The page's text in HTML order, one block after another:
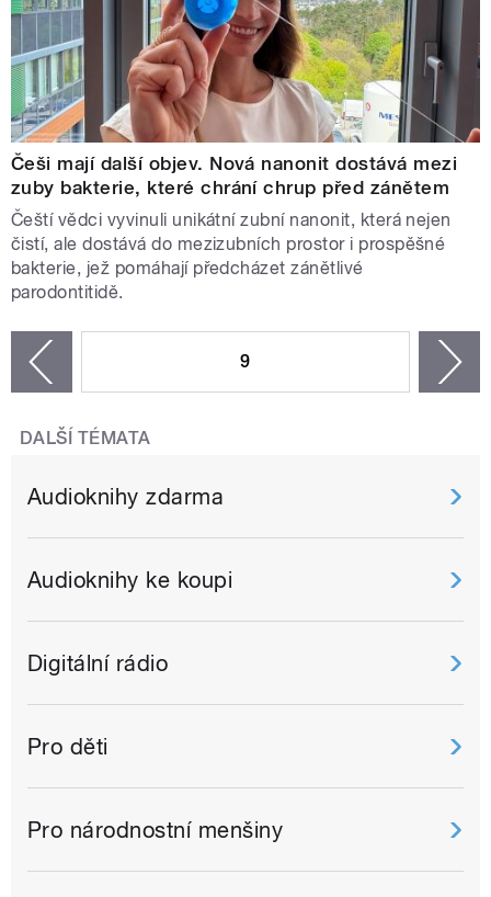
Češi mají další objev. Nová nanonit dostává mezi
zuby bakterie, které chrání chrup před zánětem
Čeští vědci vyvinuli unikátní zubní nanonit, která nejen
čistí, ale dostává do mezizubních prostor i prospěšné
bakterie, jež pomáhají předcházet zánětlivé
parodontitidě.
9
DALŠÍ TÉMATA
Audioknihy zdarma
Audioknihy ke koupi
Digitální rádio
Pro děti
Pro národnostní menšiny